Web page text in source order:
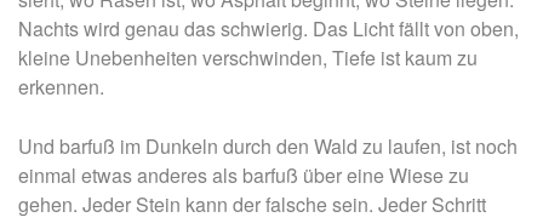
Nachts wird genau das schwierig. Das Licht fällt von oben,
kleine Unebenheiten verschwinden, Tiefe ist kaum zu
erkennen.
Und barfuß im Dunkeln durch den Wald zu laufen, ist noch
einmal etwas anderes als barfuß über eine Wiese zu
gehen. Jeder Stein kann der falsche sein. Jeder Schritt